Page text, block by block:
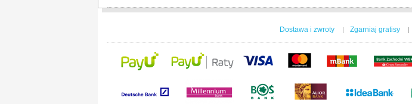
Dostawa i zwroty | Zgarniaj gratisy |